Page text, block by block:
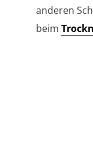
anderen
beim